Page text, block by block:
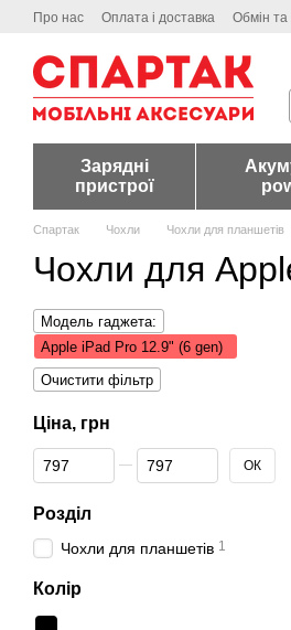
Перейти до основного контенту
Про нас Оплата і доставка Обмін
Зарядні
пристрої
Спартак Чохли Чохли для планшетів
Чохли для
Модель гаджета:
Apple iPad Pro 12.9" (6 gen)
Очистити фільтр
Ціна, грн
Від Ціна, грн
До Ціна, грн ОК
Розділ
Чохли для планшетів 1
Колір